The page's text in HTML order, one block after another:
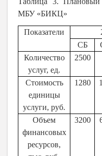
МБУ «БИКЦ»
Показатели
СБ
Количество
услуг, ед.
2500
Стоимость
единицы
услуги, руб.
1280
Объем
финансовых
ресурсов,
3200